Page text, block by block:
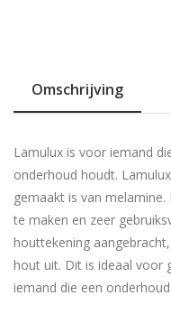
Omschrijving
Lamulux is voor iemand
onderhoud houdt.
gemaakt is van
te maken en zeer
houttekening
hout uit. Dit is ideaal voor
iemand die een